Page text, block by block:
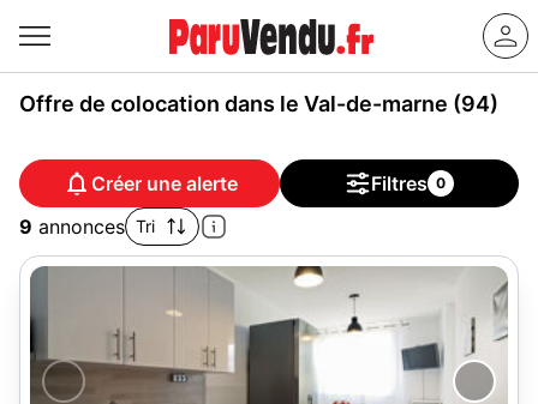
Offre de colocation dans le Val-de-marne (94)
Créer une alerte Filtres 0
9 annonces Tri